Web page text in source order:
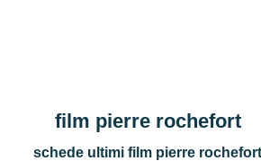
film pierre rochefort
schede ultimi film pierre rochefort